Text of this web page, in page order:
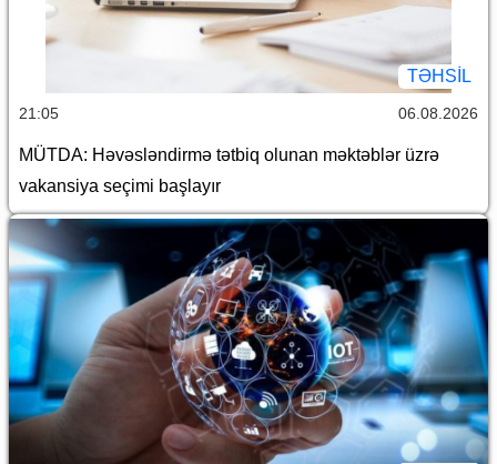
TƏHSIL
21:05 06.08.2026
MÜTDA: Həvəsləndirmə tətbiq olunan məktəblər üzrə
vakansiya seçimi başlayır